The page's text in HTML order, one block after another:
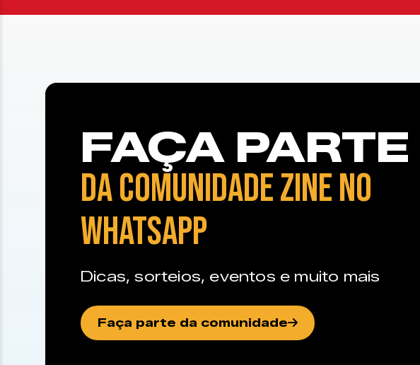
FAÇA PARTE
DA COMUNIDADE ZINE NO
WHATSAPP
Dicas, sorteios, eventos e muito mais
Faça parte da comunidade